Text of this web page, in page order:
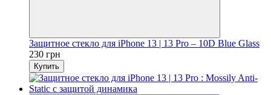
Защитное стекло для iPhone 13 | 13 Pro – 10D Blue Glass
230 грн
Купить